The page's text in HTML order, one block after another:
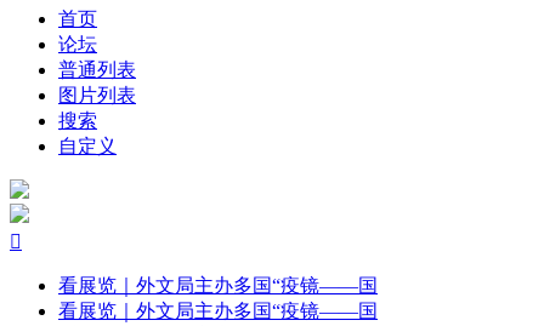
首页
论坛
普通列表
图片列表
搜索
自定义

看展览｜外文局主办多国“疫镜——国
看展览｜外文局主办多国“疫镜——国